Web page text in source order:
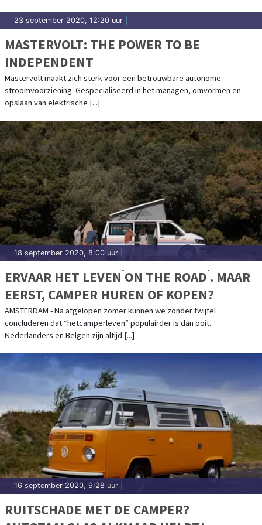
23 september 2020, 12:20 uur
MASTERVOLT: THE POWER TO BE
INDEPENDENT
Mastervolt maakt zich sterk voor een betrouwbare autonome
stroomvoorziening. Gespecialiseerd in het managen, omvormen en
opslaan van elektrische [...]
18 september 2020, 8:00 uur
ERVAAR HET LEVEN ́ON THE ROAD ́. MAAR
EERST, CAMPER HUREN OF KOPEN?
AMSTERDAM - Na afgelopen zomer kunnen we zonder twijfel
concluderen dat “hetcamperleven” populairder is dan ooit.
Nederlanders en Belgen zijn altijd [...]
16 september 2020, 9:28 uur
RUITSCHADE MET DE CAMPER?